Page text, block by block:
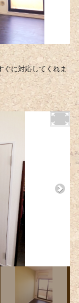
ぐに対応してくれま